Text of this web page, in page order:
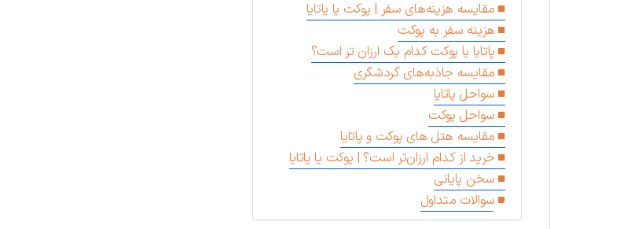
مقایسه هزینه‌های سفر | پوکت یا پاتایا
هزینه سفر به پوکت
پاتایا یا پوکت کدام یک ارزان تر است؟
مقایسه جاذبه‌های گردشگری
سواحل پاتایا
سواحل پوکت
مقایسه هتل های پوکت و پاتایا
خرید از کدام ارزان‌تر است؟ | پوکت یا پاتایا
سخن پایانی
سوالات متداول